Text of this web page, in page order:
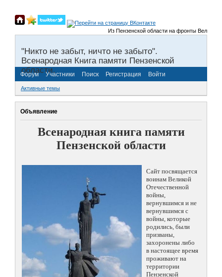
Из Пензенской области на фронты Великой
"Никто не забыт, ничто не забыто".
Всенародная Книга памяти Пензенской
области.
Форум Участники Поиск Регистрация Войти
Активные темы
Объявление
Всенародная книга памяти
Пензенской области
Сайт посвящается
воинам Великой
Отечественной
войны,
вернувшимся и не
вернувшимся с
войны, которые
родились, были
призваны,
захоронены либо
в настоящее время
проживают на
территории
Пензенской